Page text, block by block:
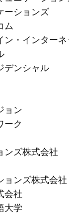
ーションズ
ム
ン・インター
デンシャル
ョン
ーク
ンズ株式会社
ョンズ株式会社
会社
大学